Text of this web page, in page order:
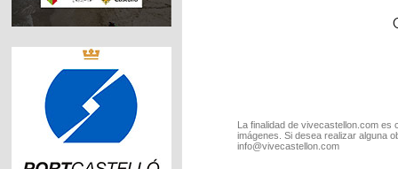
La finalidad de vivecastellon.com
imágenes. Si desea realizar alguna
info@vivecastellon.com